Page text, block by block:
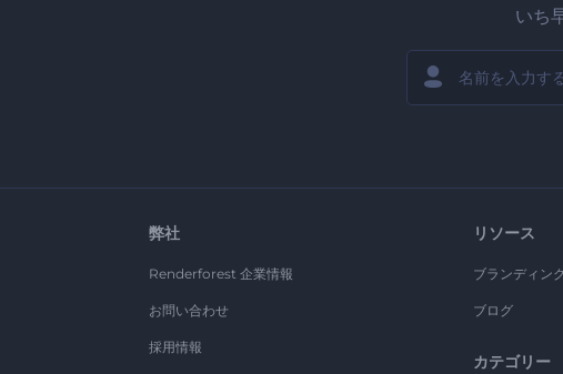
いち
弊社
Renderforest 企業情報
お問い合わせ
採用情報
リソース
ブランディン
ブログ
カテゴリー